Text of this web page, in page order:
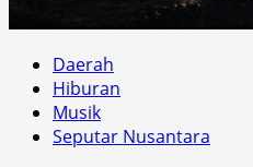
Daerah
Hiburan
Musik
Seputar Nusantara